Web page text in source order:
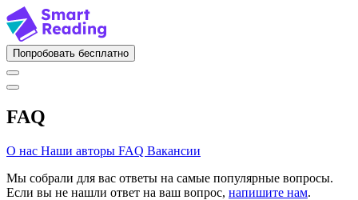
Попробовать бесплатно
FAQ
О нас Наши авторы FAQ Вакансии
Мы собрали для вас ответы на самые популярные вопросы.
Если вы не нашли ответ на ваш вопрос, напишите нам.